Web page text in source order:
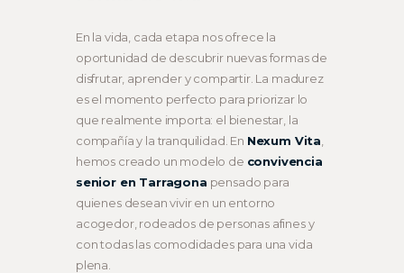
En la vida, cada etapa nos ofrece la
oportunidad de descubrir nuevas formas de
disfrutar, aprender y compartir. La madurez
es el momento perfecto para priorizar lo
que realmente importa: el bienestar, la
compañía y la tranquilidad. En Nexum Vita
hemos creado un modelo de convivencia
senior en Tarragona pensado para
quienes desean vivir en un entorno
acogedor, rodeados de personas afines y
con todas las comodidades para una vida
plena.